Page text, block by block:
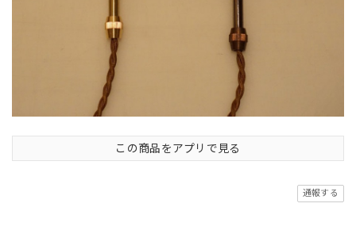
この商品をアプリで見る
通報する